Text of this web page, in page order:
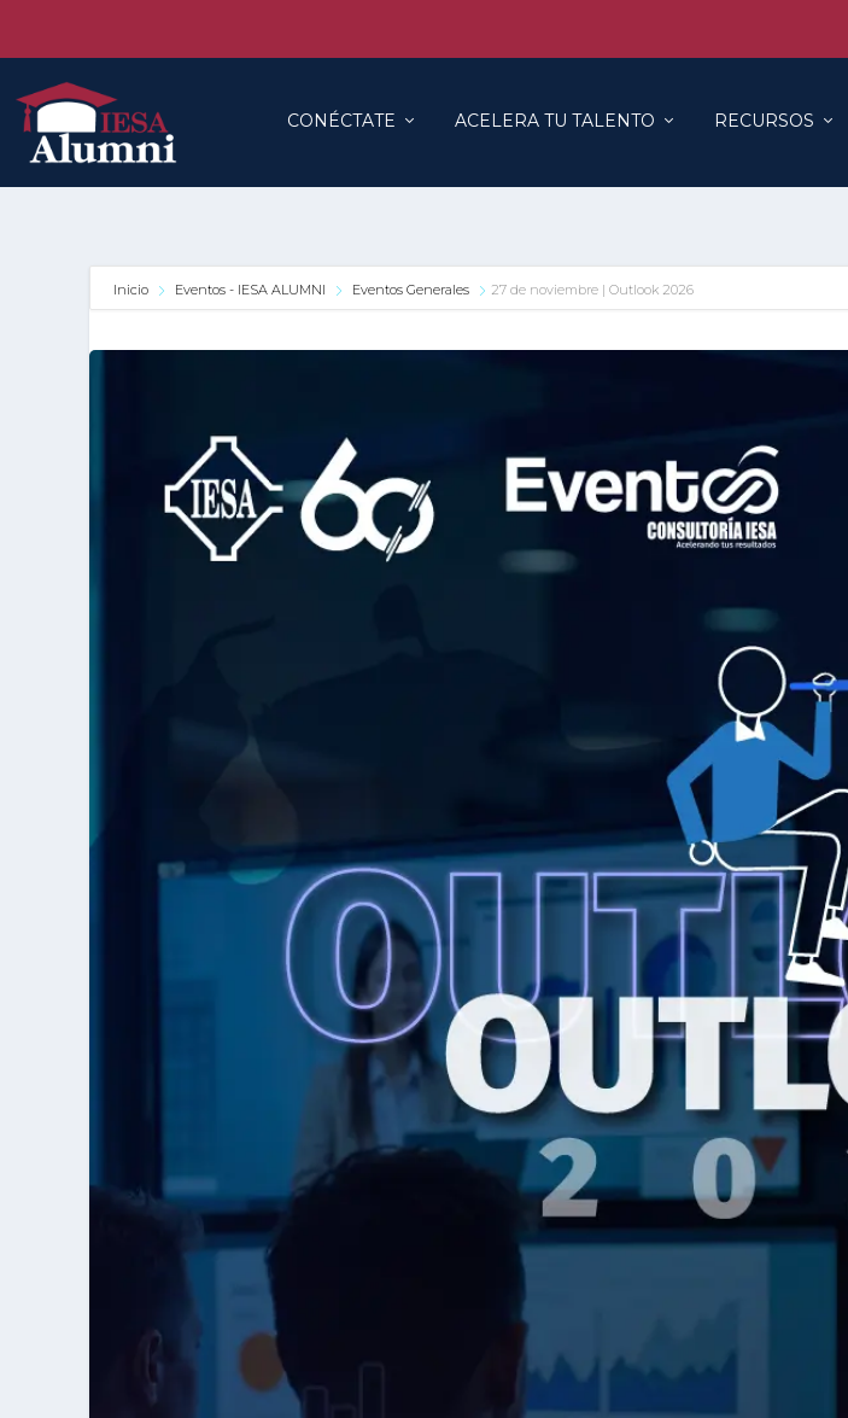
CONÉCTATE ACELERA TU TALENTO RECURSOS
Inicio Eventos - IESA ALUMNI Eventos Generales 27 de noviembre | Outlook 2026